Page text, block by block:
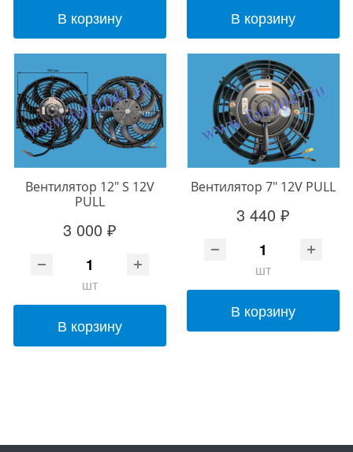
В корзину В корзину
Вентилятор 12" S 12V
PULL
3 000 ₽
шт
В корзину
Вентилятор 7" 12V PULL
3 440 ₽
шт
В корзину